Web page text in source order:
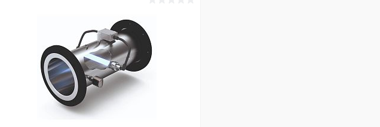
В избранное
К сравнению В наличии